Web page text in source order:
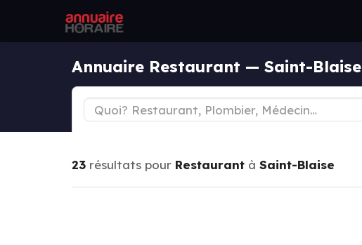
Annuaire Restaurant — Saint-Blaise
23 résultats pour Restaurant à Saint-Blaise